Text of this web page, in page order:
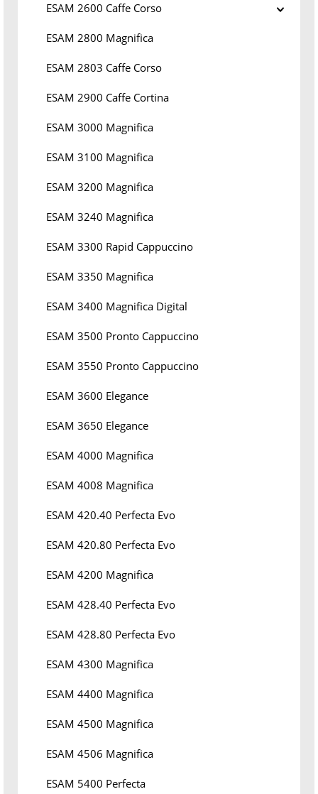
ESAM 2600 Caffe Corso
ESAM 2800 Magnifica
ESAM 2803 Caffe Corso
ESAM 2900 Caffe Cortina
ESAM 3000 Magnifica
ESAM 3100 Magnifica
ESAM 3200 Magnifica
ESAM 3240 Magnifica
ESAM 3300 Rapid Cappuccino
ESAM 3350 Magnifica
ESAM 3400 Magnifica Digital
ESAM 3500 Pronto Cappuccino
ESAM 3550 Pronto Cappuccino
ESAM 3600 Elegance
ESAM 3650 Elegance
ESAM 4000 Magnifica
ESAM 4008 Magnifica
ESAM 420.40 Perfecta Evo
ESAM 420.80 Perfecta Evo
ESAM 4200 Magnifica
ESAM 428.40 Perfecta Evo
ESAM 428.80 Perfecta Evo
ESAM 4300 Magnifica
ESAM 4400 Magnifica
ESAM 4500 Magnifica
ESAM 4506 Magnifica
ESAM 5400 Perfecta